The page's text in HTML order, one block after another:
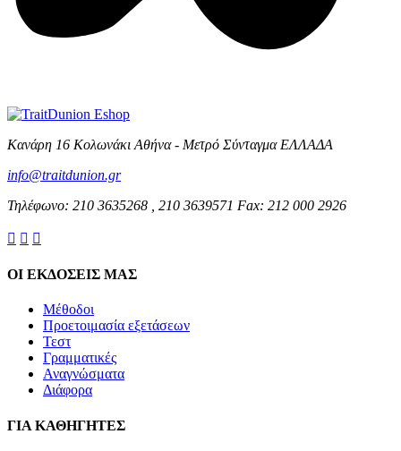
Κανάρη 16 Κολωνάκι Αθήνα - Μετρό Σύνταγμα ΕΛΛΑΔΑ
info@traitdunion.gr
Τηλέφωνο: 210 3635268 , 210 3639571 Fax: 212 000 2926
  
ΟΙ ΕΚΔΟΣΕΙΣ ΜΑΣ
Μέθοδοι
Προετοιμασία εξετάσεων
Τεστ
Γραμματικές
Αναγνώσματα
Διάφορα
ΓΙΑ ΚΑΘΗΓΗΤΕΣ